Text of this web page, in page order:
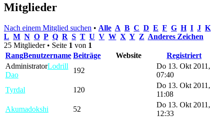
Mitglieder
Nach einem Mitglied suchen • Alle A B C D E F G H I J K
L M N O P Q R S T U V W X Y Z Anderes Zeichen
25 Mitglieder • Seite 1 von 1
RangBenutzername Beiträge Website
Registriert
AdministratorLodrill
Dao
192
Do 13. Okt 2011,
07:40
Tyrdal
120
Do 13. Okt 2011,
11:08
Akumadokshi
52
Do 13. Okt 2011,
12:33